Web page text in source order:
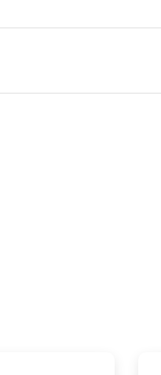
hatalar bulunuyor.